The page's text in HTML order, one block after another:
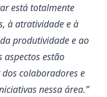
está totalmente
à atratividade e à
produtividade e ao
aspectos estão
colaboradores e
nessa área.”